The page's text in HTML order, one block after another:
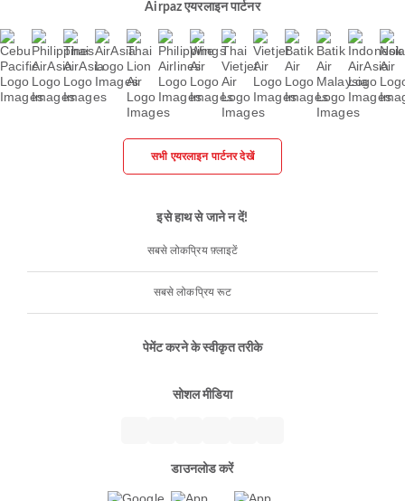
Airpaz एयरलाइन पार्टनर
सभी एयरलाइन पार्टनर देखें
इसे हाथ से जाने न दें!
सबसे लोकप्रिय फ़्लाइटें
सबसे लोकप्रिय रूट
पेमेंट करने के स्वीकृत तरीके
सोशल मीडिया
डाउनलोड करें